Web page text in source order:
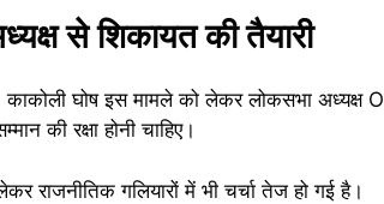
से शिकायत की तैयारी
काकोली घोष इस मामले को लेकर लोकसभा
की रक्षा होनी चाहिए।
राजनीतिक गलियारों में भी चर्चा तेज हो गई है।